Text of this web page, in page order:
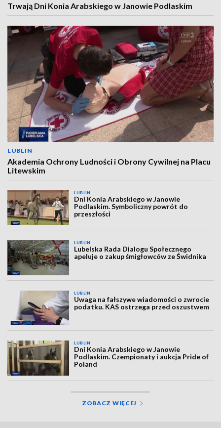
Trwają Dni Konia Arabskiego w Janowie Podlaskim
LUBLIN
Akademia Ochrony Ludności i Obrony Cywilnej na Placu
Litewskim
LUBLIN
Dni Konia Arabskiego w Janowie
Podlaskim. Symboliczny powrót do
przeszłości
LUBLIN
Lubelska Rada Dialogu Społecznego
apeluje o zakup śmigłowców ze Świdnika
LUBLIN
Uwaga na fałszywe wiadomości o zwrocie
podatku. KAS ostrzega przed oszustwem
LUBLIN
Dni Konia Arabskiego w Janowie
Podlaskim. Czempionaty i aukcja Pride of
Poland
ZOBACZ WIĘCEJ